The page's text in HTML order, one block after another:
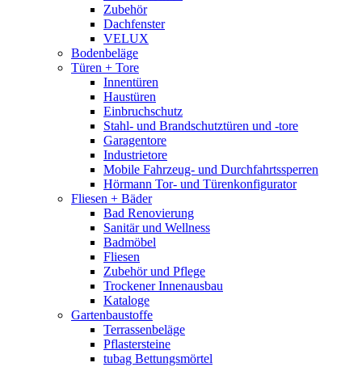
Zubehör
Dachfenster
VELUX
Bodenbeläge
Türen + Tore
Innentüren
Haustüren
Einbruchschutz
Stahl- und Brandschutztüren und -tore
Garagentore
Industrietore
Mobile Fahrzeug- und Durchfahrtssperren
Hörmann Tor- und Türenkonfigurator
Fliesen + Bäder
Bad Renovierung
Sanitär und Wellness
Badmöbel
Fliesen
Zubehör und Pflege
Trockener Innenausbau
Kataloge
Gartenbaustoffe
Terrassenbeläge
Pflastersteine
tubag Bettungsmörtel